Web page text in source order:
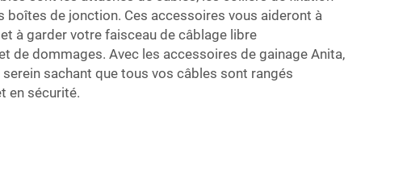
boîtes de jonction. Ces accessoires vous aideront à
à garder votre faisceau de câblage libre
de dommages. Avec les accessoires de gainage Anita,
sachant que tous vos câbles sont rangés
en sécurité.